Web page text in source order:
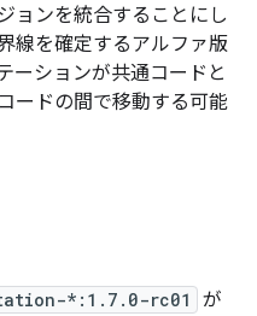
ョンを統合することにし
線を確定するアルファ版
ーションが共通コードと
ードの間で移動する可能
*:1.7.0-rc01
が